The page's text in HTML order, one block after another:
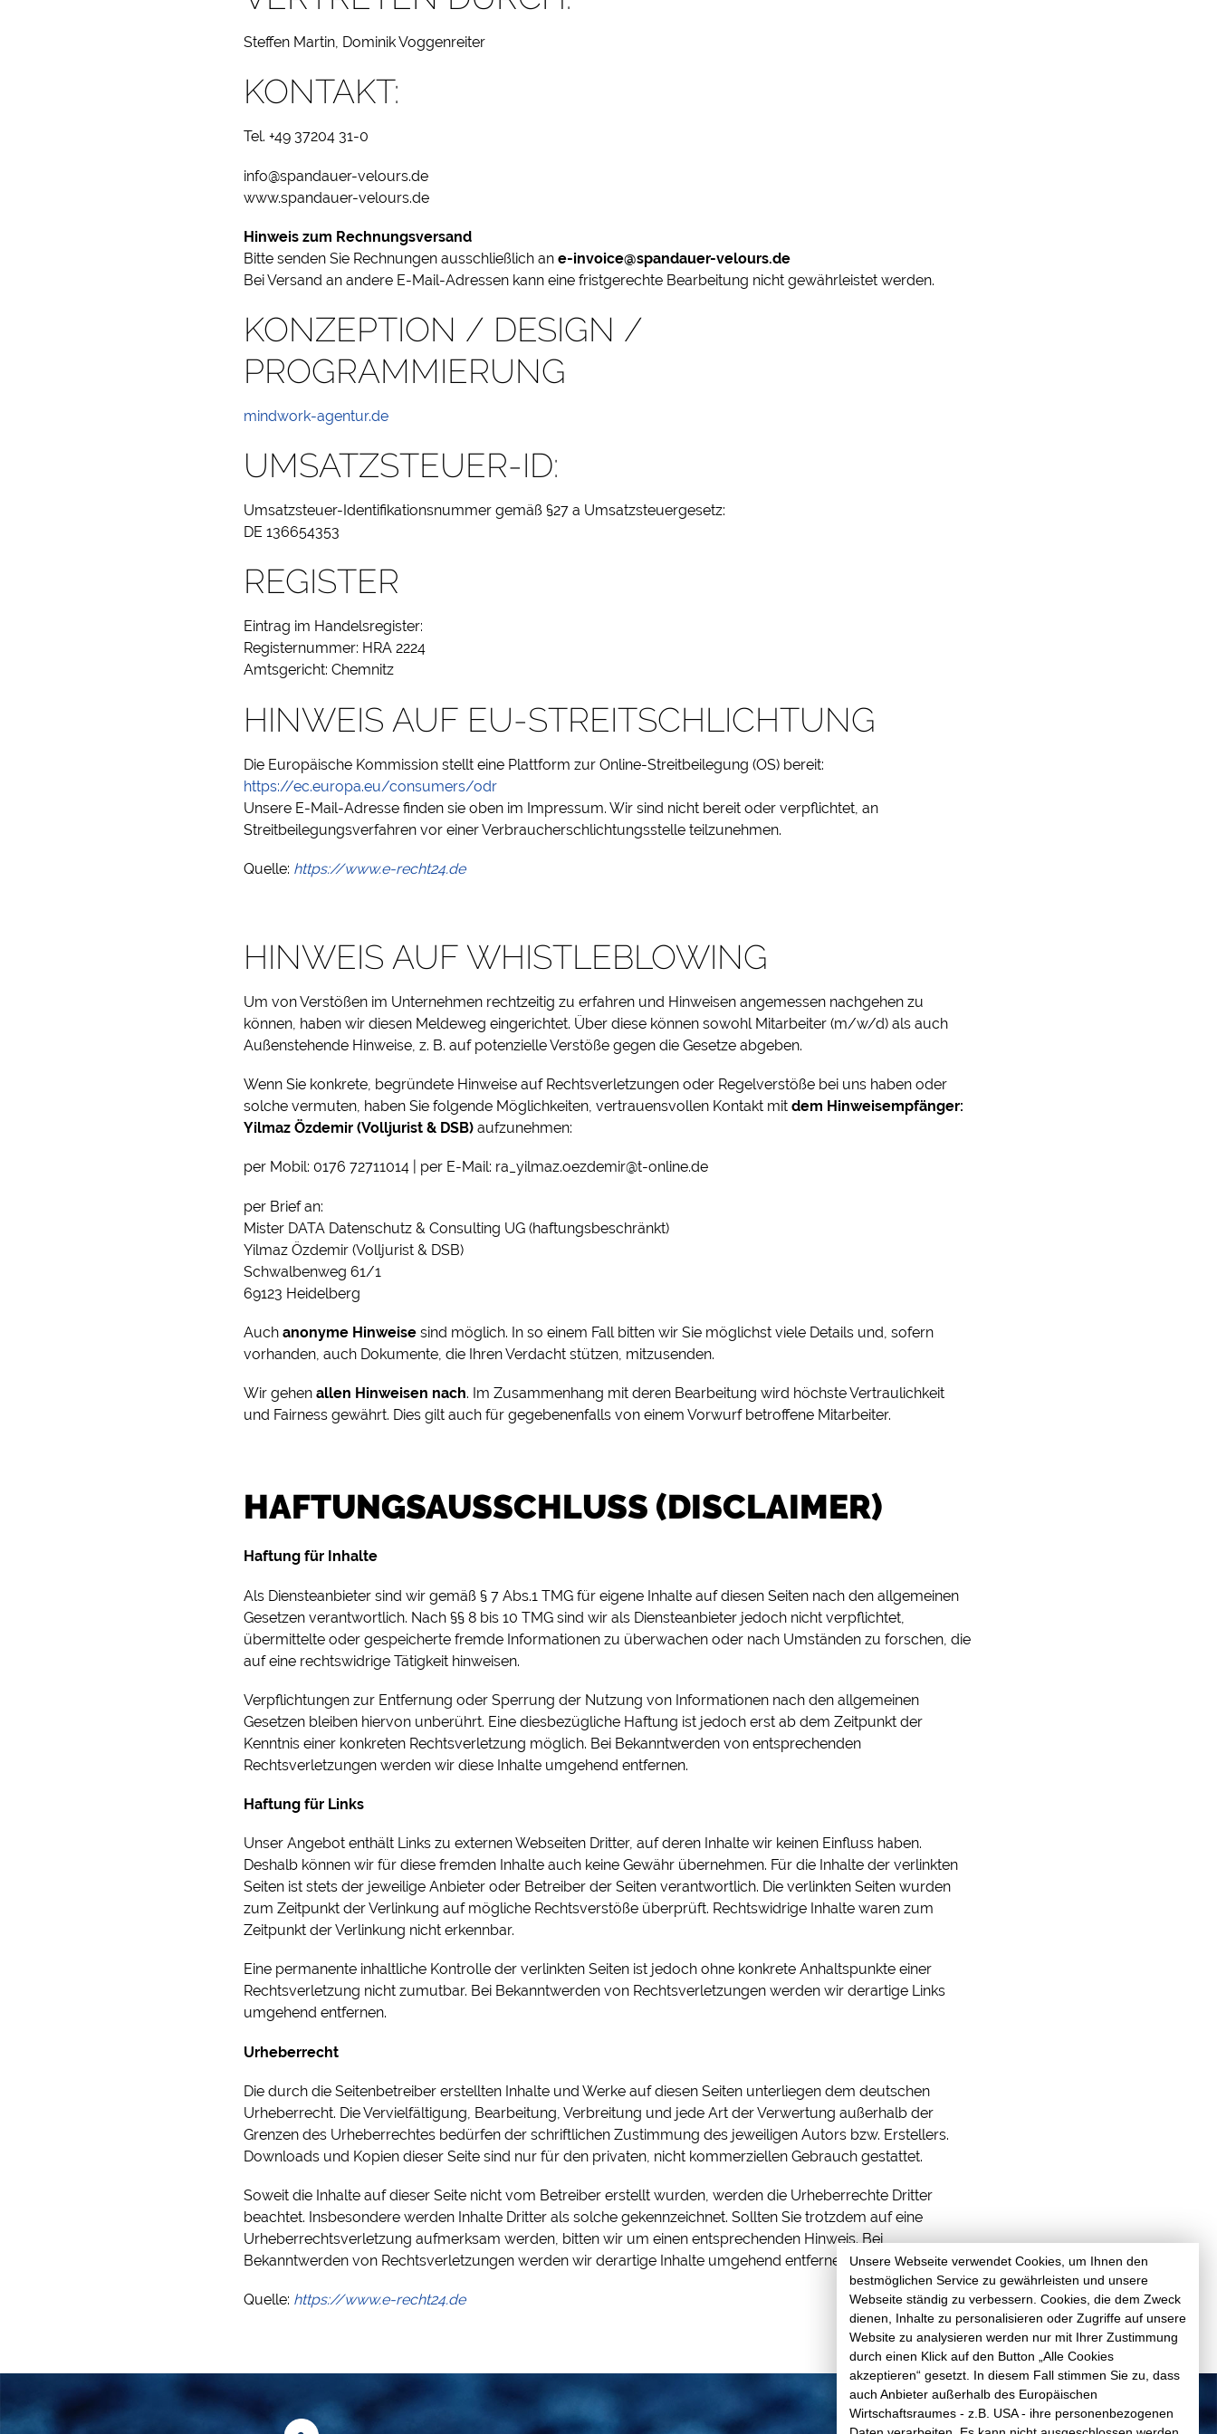
Steffen Martin, Dominik Voggenreiter
KONTAKT:
Tel. +49 37204 31-0
info@spandauer-velours.de
www.spandauer-velours.de
Hinweis zum Rechnungsversand
Bitte senden Sie Rechnungen ausschließlich an e-invoice@spandauer-velours.de
Bei Versand an andere E-Mail-Adressen kann eine fristgerechte Bearbeitung nicht gewährleistet werden.
KONZEPTION / DESIGN /
PROGRAMMIERUNG
mindwork-agentur.de
UMSATZSTEUER-ID:
Umsatzsteuer-Identifikationsnummer gemäß §27 a Umsatzsteuergesetz:
DE 136654353
REGISTER
Eintrag im Handelsregister:
Registernummer: HRA 2224
Amtsgericht: Chemnitz
HINWEIS AUF EU-STREITSCHLICHTUNG
Die Europäische Kommission stellt eine Plattform zur Online-Streitbeilegung (OS) bereit:
https://ec.europa.eu/consumers/odr
Unsere E-Mail-Adresse finden sie oben im Impressum. Wir sind nicht bereit oder verpflichtet, an
Streitbeilegungsverfahren vor einer Verbraucherschlichtungsstelle teilzunehmen.
Quelle: https://www.e-recht24.de
HINWEIS AUF WHISTLEBLOWING
Um von Verstößen im Unternehmen rechtzeitig zu erfahren und Hinweisen angemessen nachgehen zu
können, haben wir diesen Meldeweg eingerichtet. Über diese können sowohl Mitarbeiter (m/w/d) als auch
Außenstehende Hinweise, z. B. auf potenzielle Verstöße gegen die Gesetze abgeben.
Wenn Sie konkrete, begründete Hinweise auf Rechtsverletzungen oder Regelverstöße bei uns haben oder
solche vermuten, haben Sie folgende Möglichkeiten, vertrauensvollen Kontakt mit dem Hinweisempfänger:
Yilmaz Özdemir (Volljurist & DSB)aufzunehmen:
per Mobil: 0176 72711014 | per E-Mail: ra_yilmaz.oezdemir@t-online.de
per Brief an:
Mister DATA Datenschutz & Consulting UG (haftungsbeschränkt)
Yilmaz Özdemir (Volljurist & DSB)
Schwalbenweg 61/1
69123 Heidelberg
Auch anonyme Hinweisesind möglich. In so einem Fall bitten wir Sie möglichst viele Details und, sofern
vorhanden, auch Dokumente, die Ihren Verdacht stützen, mitzusenden.
Wir gehen allen Hinweisen nach. Im Zusammenhang mit deren Bearbeitung wird höchste Vertraulichkeit
und Fairness gewährt. Dies gilt auch für gegebenenfalls von einem Vorwurf betroffene Mitarbeiter.
HAFTUNGSAUSSCHLUSS (DISCLAIMER)
Haftung für Inhalte
Als Diensteanbieter sind wir gemäß § 7 Abs.1 TMG für eigene Inhalte auf diesen Seiten nach den allgemeinen
Gesetzen verantwortlich. Nach §§ 8 bis 10 TMG sind wir als Diensteanbieter jedoch nicht verpflichtet,
übermittelte oder gespeicherte fremde Informationen zu überwachen oder nach Umständen zu forschen, die
auf eine rechtswidrige Tätigkeit hinweisen.
Verpflichtungen zur Entfernung oder Sperrung der Nutzung von Informationen nach den allgemeinen
Gesetzen bleiben hiervon unberührt. Eine diesbezügliche Haftung ist jedoch erst ab dem Zeitpunkt der
Kenntnis einer konkreten Rechtsverletzung möglich. Bei Bekanntwerden von entsprechenden
Rechtsverletzungen werden wir diese Inhalte umgehend entfernen.
Haftung für Links
Unser Angebot enthält Links zu externen Webseiten Dritter, auf deren Inhalte wir keinen Einfluss haben.
Deshalb können wir für diese fremden Inhalte auch keine Gewähr übernehmen. Für die Inhalte der verlinkten
Seiten ist stets der jeweilige Anbieter oder Betreiber der Seiten verantwortlich. Die verlinkten Seiten wurden
zum Zeitpunkt der Verlinkung auf mögliche Rechtsverstöße überprüft. Rechtswidrige Inhalte waren zum
Zeitpunkt der Verlinkung nicht erkennbar.
Eine permanente inhaltliche Kontrolle der verlinkten Seiten ist jedoch ohne konkrete Anhaltspunkte einer
Rechtsverletzung nicht zumutbar. Bei Bekanntwerden von Rechtsverletzungen werden wir derartige Links
umgehend entfernen.
Urheberrecht
Die durch die Seitenbetreiber erstellten Inhalte und Werke auf diesen Seiten unterliegen dem deutschen
Urheberrecht. Die Vervielfältigung, Bearbeitung, Verbreitung und jede Art der Verwertung außerhalb der
Grenzen des Urheberrechtes bedürfen der schriftlichen Zustimmung des jeweiligen Autors bzw. Erstellers.
Downloads und Kopien dieser Seite sind nur für den privaten, nicht kommerziellen Gebrauch gestattet.
Soweit die Inhalte auf dieser Seite nicht vom Betreiber erstellt wurden, werden die Urheberrechte Dritter
beachtet. Insbesondere werden Inhalte Dritter als solche gekennzeichnet. Sollten Sie trotzdem auf eine
Urheberrechtsverletzung aufmerksam werden, bitten wir um einen entsprechenden Hinweis. Bei
Bekanntwerden von Rechtsverletzungen werden wir derartige Inhalte umgehend entfernen.
Quelle: https://www.e-recht24.de
Unsere Webseite verwendet Cookies, um Ihnen den
bestmöglichen Service zu gewährleisten und unsere
Webseite ständig zu verbessern. Cookies, die dem Zweck
dienen, Inhalte zu personalisieren oder Zugriffe auf unsere
Website zu analysieren werden nur mit Ihrer Zustimmung
durch einen Klick auf den Button „Alle Cookies
akzeptieren“ gesetzt. In diesem Fall stimmen Sie zu, dass
auch Anbieter außerhalb des Europäischen
Wirtschaftsraumes - z.B. USA - ihre personenbezogenen